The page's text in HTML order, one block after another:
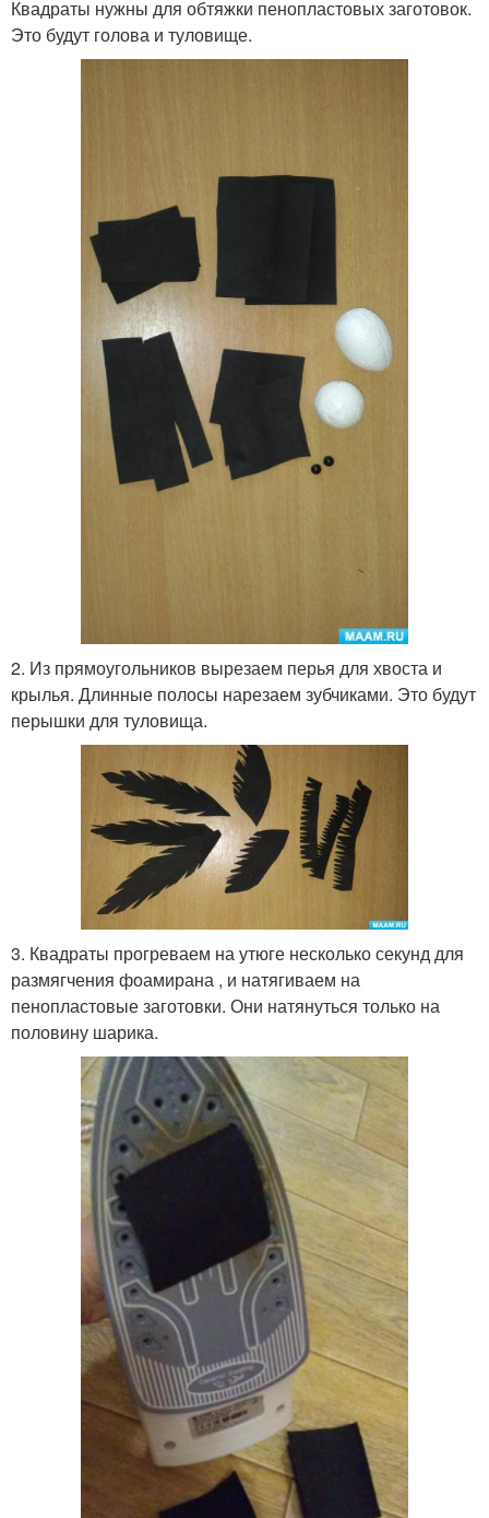
Квадраты нужны для обтяжки пенопластовых заготовок.
Это будут голова и туловище.
2. Из прямоугольников вырезаем перья для хвоста и
крылья. Длинные полосы нарезаем зубчиками. Это будут
перышки для туловища.
3. Квадраты прогреваем на утюге несколько секунд для
размягчения фоамирана , и натягиваем на
пенопластовые заготовки. Они натянуться только на
половину шарика.